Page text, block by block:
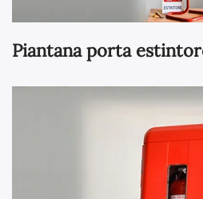
Piantana porta